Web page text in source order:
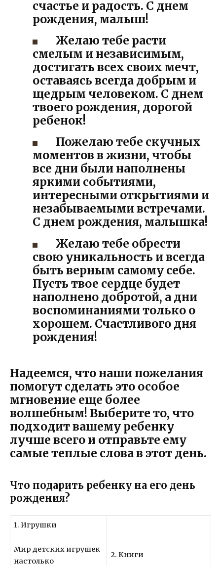
счастье и радость. С днем
рождения, малыш!
Желаю тебе расти
смелым и независимым,
достигать всех своих мечт,
оставаясь всегда добрым и
щедрым человеком. С днем
твоего рождения, дорогой
ребенок!
Пожелаю тебе скучных
моментов в жизни, чтобы
все дни были наполнены
яркими событиями,
интересными открытиями и
незабываемыми встречами.
С днем рождения, малышка!
Желаю тебе обрести
свою уникальность и всегда
быть верным самому себе.
Пусть твое сердце будет
наполнено добротой, а дни
воспоминаниями только о
хорошем. Счастливого дня
рождения!
Надеемся, что наши пожелания
помогут сделать это особое
мгновение еще более
волшебным! Выберите то, что
подходит вашему ребенку
лучше всего и отправьте ему
самые теплые слова в этот день.
Что подарить ребенку на его день
рождения?
1. Игрушки
Мир детских игрушек
настолько
2. Книги